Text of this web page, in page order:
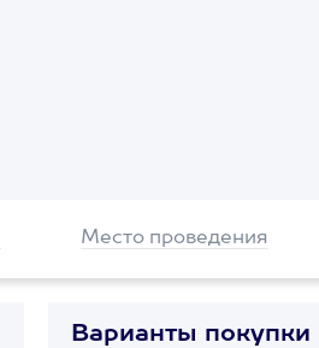
Место проведения
Варианты покупки